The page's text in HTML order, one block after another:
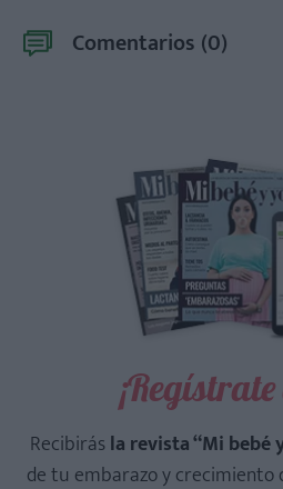
Comentarios (0)
Recibirásla revista “Mi bebé
de tu embarazo y crecimiento